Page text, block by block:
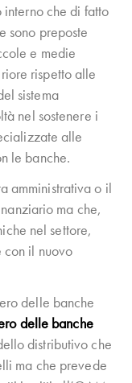
che di fatto
sono preposte
e medie
rispetto alle
sistema
nel sostenere i
alle
le banche.
amministrativa o il
ma che,
nel settore,
con il nuovo
delle banche
delle banche
distributivo che
ma che prevede